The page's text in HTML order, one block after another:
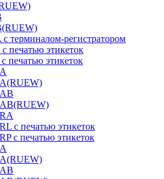
терминалом-регистратором
печатью этикеток
печатью этикеток
с печатью этикеток
с печатью этикеток